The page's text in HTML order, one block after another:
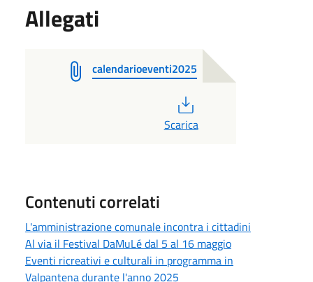
Allegati
calendarioeventi2025
Scarica
Contenuti correlati
L'amministrazione comunale incontra i cittadini
Al via il Festival DaMuLé dal 5 al 16 maggio
Eventi ricreativi e culturali in programma in
Valpantena durante l'anno 2025